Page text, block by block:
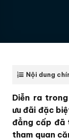
Nội dung
Diễn ra
ưu đãi đặc
đẳng cấp đã
tham quan